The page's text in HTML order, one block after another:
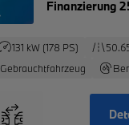
Finanzierung
131 kW (178 PS)
Gebrauchtfahrzeug